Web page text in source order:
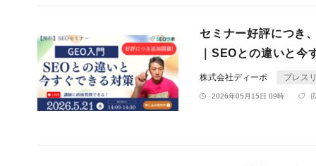
セミナー好評につき
｜SEOとの違いと今
株式会社ディーボ プレス
2026年05月15日 09時